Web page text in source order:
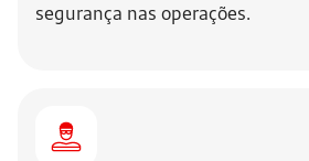
segurança nas operações.